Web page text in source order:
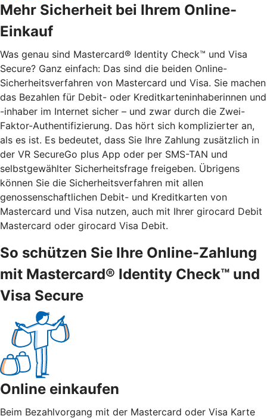
Mehr Sicherheit bei Ihrem Online-
Einkauf
Was genau sind Mastercard® Identity Check™ und Visa
Secure? Ganz einfach: Das sind die beiden Online-
Sicherheitsverfahren von Mastercard und Visa. Sie machen
das Bezahlen für Debit- oder Kreditkarteninhaberinnen und
-inhaber im Internet sicher – und zwar durch die Zwei-
Faktor-Authentifizierung. Das hört sich komplizierter an,
als es ist. Es bedeutet, dass Sie Ihre Zahlung zusätzlich in
der VR SecureGo plus App oder per SMS-TAN und
selbstgewählter Sicherheitsfrage freigeben. Übrigens
können Sie die Sicherheitsverfahren mit allen
genossenschaftlichen Debit- und Kreditkarten von
Mastercard und Visa nutzen, auch mit Ihrer girocard Debit
Mastercard oder girocard Visa Debit.
So schützen Sie Ihre Online-Zahlung
mit Mastercard® Identity Check™ und
Visa Secure
Online einkaufen
Beim Bezahlvorgang mit der Mastercard oder Visa Karte